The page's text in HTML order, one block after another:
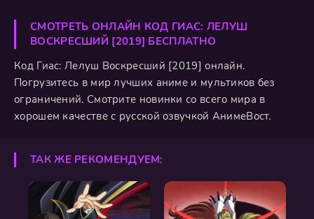
СМОТРЕТЬ ОНЛАЙН КОД ГИАС: ЛЕЛУШ
ВОСКРЕСШИЙ [2019] БЕСПЛАТНО
Код Гиас: Лелуш Воскресший [2019] онлайн.
Погрузитесь в мир лучших аниме и мультиков без
ограничений. Смотрите новинки со всего мира в
хорошем качестве с русской озвучкой АнимеВост.
ТАК ЖЕ РЕКОМЕНДУЕМ: